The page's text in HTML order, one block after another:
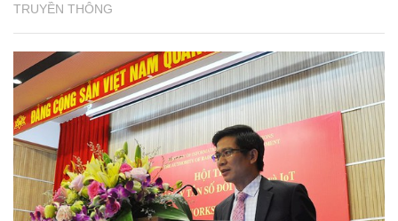
TRUYỀN THÔNG